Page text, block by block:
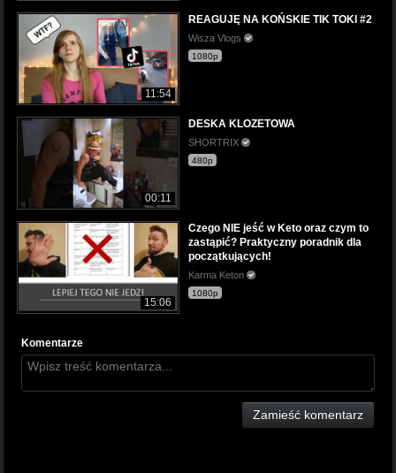
11:54
REAGUJĘ NA KOŃSKIE TIK TOKI #2
Wisza Vlogs
1080p
00:11
DESKA KLOZETOWA
SHORTRIX
480p
15:06
Czego NIE jeść w Keto oraz czym to
zastąpić? Praktyczny poradnik dla
początkujących!
Karma Keton
1080p
Komentarze
Zamieść komentarz